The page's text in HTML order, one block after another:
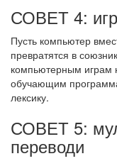
СОВЕТ 4:
Пусть компьютер
превратятся в
компьютерным играм
обучающим
лексику.
СОВЕТ 5:
переводи